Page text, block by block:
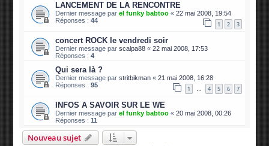
LANCEMENT DE LA RENCONTRE
Dernier message parel funky babtoo «22 mai 2008, 19:54
Réponses :44 1 2 3
concert ROCK le vendredi soir
Dernier message parscalpa88 «22 mai 2008, 17:53
Réponses :4
Qui sera là ?
Dernier message parstritbikman «21 mai 2008, 16:28
Réponses :95 1 … 4 5 6 7
INFOS A SAVOIR SUR LE WE
Dernier message parel funky babtoo «20 mai 2008, 00:26
Réponses :11
Nouveau sujet